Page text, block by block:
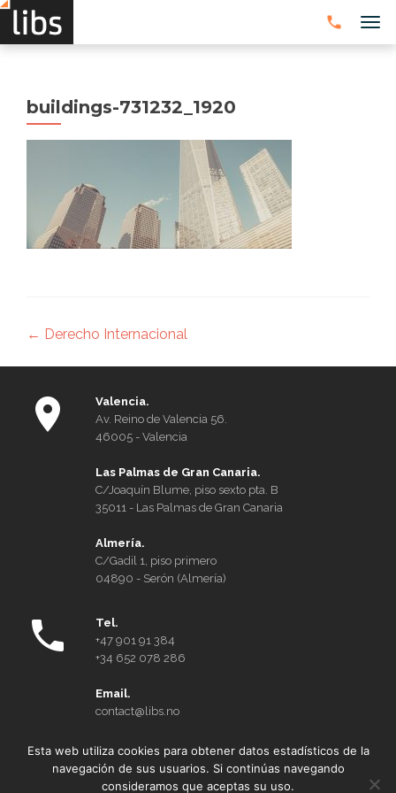
buildings-731232_1920
Navegación
de
entradas
← Derecho Internacional
Valencia.
Av. Reino de Valencia 56.
46005 - Valencia
Las Palmas de Gran Canaria.
C/Joaquín Blume, piso sexto pta. B
35011 - Las Palmas de Gran Canaria
Almería.
C/Gadil 1, piso primero
04890 - Serón (Almería)
Tel.
+47 901 91 384
+34 652 078 286
Email.
contact@libs.no
Quienes somos
Esta web utiliza cookies para obtener datos estadísticos de la
navegación de sus usuarios. Si continúas navegando
consideramos que aceptas su uso.